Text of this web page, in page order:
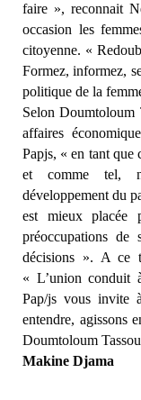
faire », reconnait
occasion les
citoyenne. «
Formez, informez,
politique de la
Selon Doumtoloum
affaires
Papjs, « en tant que
et comme tel,
développement du
est mieux placée
préoccupations
décisions ». A ce
« L’union conduit
Pap/js vous invite
entendre, agissons
Doumtoloum
Makine Djama